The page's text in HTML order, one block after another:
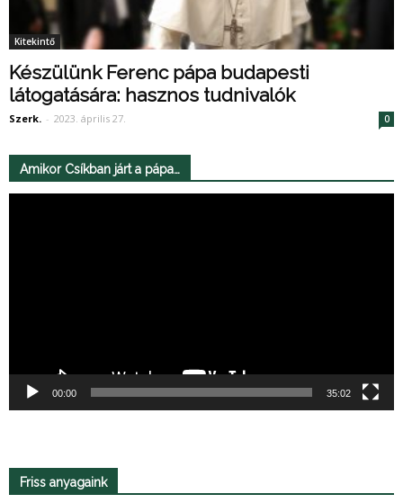
Kitekintő
Készülünk Ferenc pápa budapesti
látogatására: hasznos tudnivalók
Szerk. - 2023. április 27. 0
Amikor Csíkban járt a pápa…
00:00 35:02
Friss anyagaink